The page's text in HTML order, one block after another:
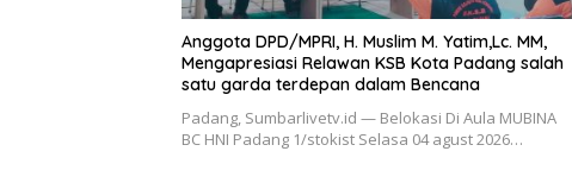
Anggota DPD/MPRI, H. Muslim M. Yatim,Lc. MM,
Mengapresiasi Relawan KSB Kota Padang salah
satu garda terdepan dalam Bencana
Padang, Sumbarlivetv.id — Belokasi Di Aula MUBINA
BC HNI Padang 1/stokist Selasa 04 agust 2026…